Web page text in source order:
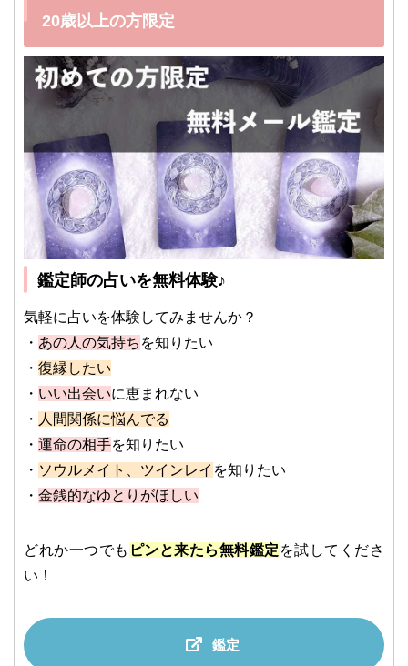
20歳以上の方限定
鑑定師の占いを無料体験♪
気軽に占いを体験してみませんか？
・ あの人の気持ち を知りたい
・ 復縁したい
・ いい出会いに恵まれない
・ 人間関係に悩んでる
・ 運命の相手を知りたい
・ ソウルメイト、ツインレイ を知りたい
・ 金銭的なゆとりがほしい
どれか一つでも ピンと来たら無料鑑定 を試してくださ
い！
鑑定